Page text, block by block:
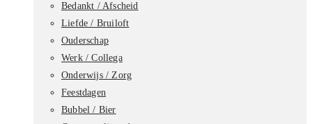
Bedankt / Afscheid
Liefde / Bruiloft
Ouderschap
Werk / Collega
Onderwijs / Zorg
Feestdagen
Bubbel / Bier